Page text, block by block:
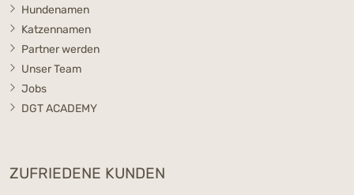
Hundenamen
Katzennamen
Partner werden
Unser Team
Jobs
DGT ACADEMY
ZUFRIEDENE KUNDEN